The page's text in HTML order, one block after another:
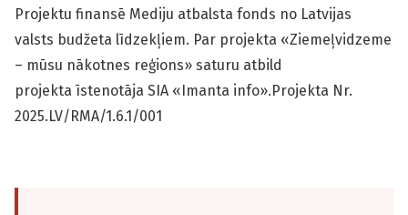
Projektu finansē Mediju atbalsta fonds no Latvijas
valsts budžeta līdzekļiem. Par projekta «Ziemeļvidzeme
– mūsu nākotnes reģions» saturu atbild
projekta īstenotāja SIA «Imanta info».Projekta Nr.
2025.LV/RMA/1.6.1/001